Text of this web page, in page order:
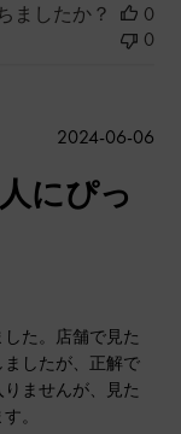
ましたか？
0
0
にぴっ
た。店舗で見た
したが、正解で
ませんが、見た
。
公
2024-06-06